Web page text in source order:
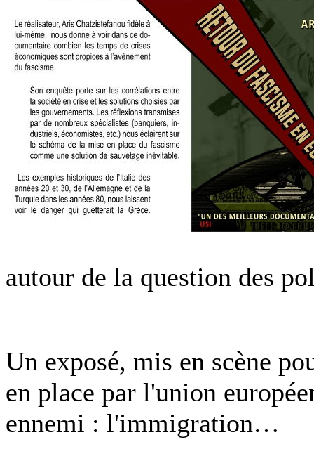
autour de la question des
Un exposé, mis en scène
en place par l'union
ennemi : l'immigration…